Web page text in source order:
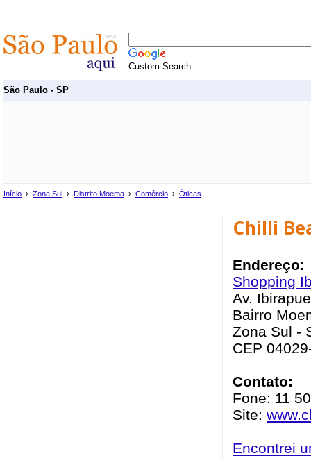
Custom Search
São Paulo - SP
Início › Zona Sul › Distrito Moema › Comércio › Óticas
Chilli
Endereço:
Shopping
Av.
Bairro
Zona Sul -
CEP
Contato:
Fone: 11
Site:
Encontrei